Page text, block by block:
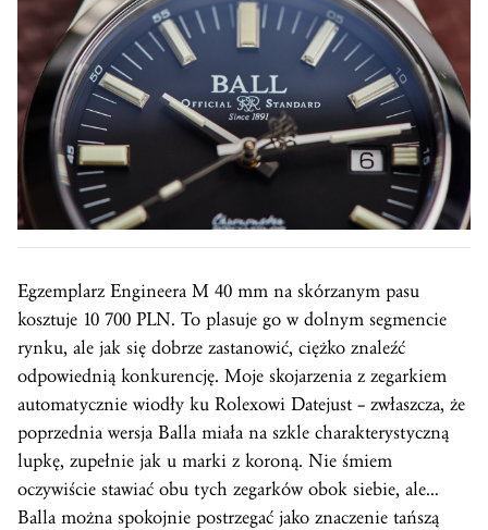
Egzemplarz Engineera M 40 mm na skórzanym pasu
kosztuje 10 700 PLN. To plasuje go w dolnym segmencie
rynku, ale jak się dobrze zastanowić, ciężko znaleźć
odpowiednią konkurencję. Moje skojarzenia z zegarkiem
automatycznie wiodły ku Rolexowi Datejust – zwłaszcza, że
poprzednia wersja Balla miała na szkle charakterystyczną
lupkę, zupełnie jak u marki z koroną. Nie śmiem
oczywiście stawiać obu tych zegarków obok siebie, ale…
Balla można spokojnie postrzegać jako znaczenie tańszą